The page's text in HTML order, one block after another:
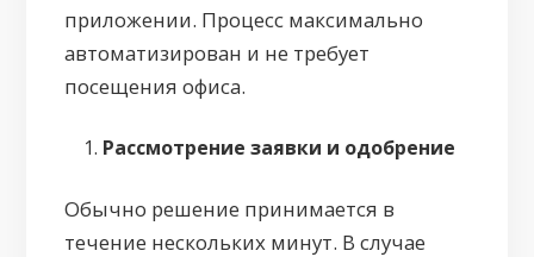
приложении. Процесс максимально
автоматизирован и не требует
посещения офиса.
Рассмотрение заявки и одобрение
Обычно решение принимается в
течение нескольких минут. В случае